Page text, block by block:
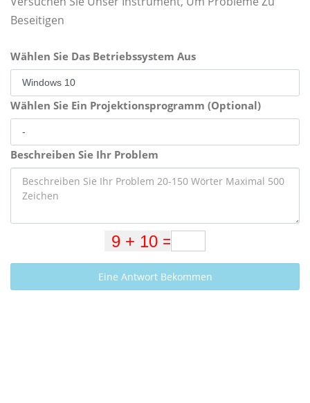
Beseitigen
Wählen Sie Das Betriebssystem Aus
Wählen Sie Ein Projektionsprogramm (Optional)
Beschreiben Sie Ihr Problem
Eine Antwort Bekommen